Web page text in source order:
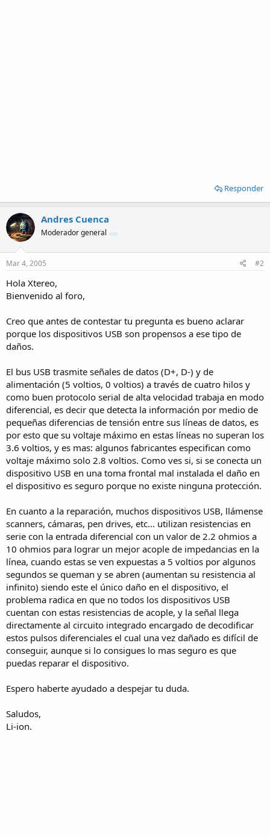
Responder
Andres Cuenca
Moderador general
Mar 4, 2005 #2
Hola Xtereo,
Bienvenido al foro,
Creo que antes de contestar tu pregunta es bueno aclarar
porque los dispositivos USB son propensos a ese tipo de
daños.
El bus USB trasmite señales de datos (D+, D-) y de
alimentación (5 voltios, 0 voltios) a través de cuatro hilos y
como buen protocolo serial de alta velocidad trabaja en modo
diferencial, es decir que detecta la información por medio de
pequeñas diferencias de tensión entre sus líneas de datos, es
por esto que su voltaje máximo en estas líneas no superan los
3.6 voltios, y es mas: algunos fabricantes especifican como
voltaje máximo solo 2.8 voltios. Como ves si, si se conecta un
dispositivo USB en una toma frontal mal instalada el daño en
el dispositivo es seguro porque no existe ninguna protección.
En cuanto a la reparación, muchos dispositivos USB, llámense
scanners, cámaras, pen drives, etc... utilizan resistencias en
serie con la entrada diferencial con un valor de 2.2 ohmios a
10 ohmios para lograr un mejor acople de impedancias en la
línea, cuando estas se ven expuestas a 5 voltios por algunos
segundos se queman y se abren (aumentan su resistencia al
infinito) siendo este el único daño en el dispositivo, el
problema radica en que no todos los dispositivos USB
cuentan con estas resistencias de acople, y la señal llega
directamente al circuito integrado encargado de decodificar
estos pulsos diferenciales el cual una vez dañado es difícil de
conseguir, aunque si lo consigues lo mas seguro es que
puedas reparar el dispositivo.
Espero haberte ayudado a despejar tu duda.
Saludos,
Li-ion.